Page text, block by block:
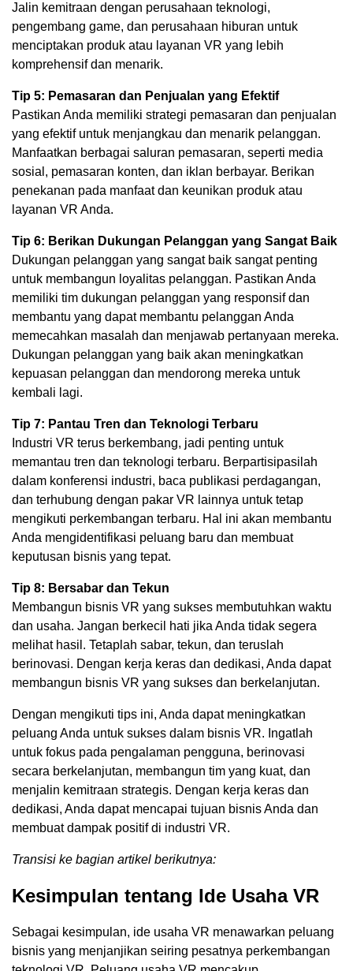
Jalin kemitraan dengan perusahaan teknologi,
pengembang game, dan perusahaan hiburan untuk
menciptakan produk atau layanan VR yang lebih
komprehensif dan menarik.
Tip 5: Pemasaran dan Penjualan yang Efektif
Pastikan Anda memiliki strategi pemasaran dan penjualan
yang efektif untuk menjangkau dan menarik pelanggan.
Manfaatkan berbagai saluran pemasaran, seperti media
sosial, pemasaran konten, dan iklan berbayar. Berikan
penekanan pada manfaat dan keunikan produk atau
layanan VR Anda.
Tip 6: Berikan Dukungan Pelanggan yang Sangat Baik
Dukungan pelanggan yang sangat baik sangat penting
untuk membangun loyalitas pelanggan. Pastikan Anda
memiliki tim dukungan pelanggan yang responsif dan
membantu yang dapat membantu pelanggan Anda
memecahkan masalah dan menjawab pertanyaan mereka.
Dukungan pelanggan yang baik akan meningkatkan
kepuasan pelanggan dan mendorong mereka untuk
kembali lagi.
Tip 7: Pantau Tren dan Teknologi Terbaru
Industri VR terus berkembang, jadi penting untuk
memantau tren dan teknologi terbaru. Berpartisipasilah
dalam konferensi industri, baca publikasi perdagangan,
dan terhubung dengan pakar VR lainnya untuk tetap
mengikuti perkembangan terbaru. Hal ini akan membantu
Anda mengidentifikasi peluang baru dan membuat
keputusan bisnis yang tepat.
Tip 8: Bersabar dan Tekun
Membangun bisnis VR yang sukses membutuhkan waktu
dan usaha. Jangan berkecil hati jika Anda tidak segera
melihat hasil. Tetaplah sabar, tekun, dan teruslah
berinovasi. Dengan kerja keras dan dedikasi, Anda dapat
membangun bisnis VR yang sukses dan berkelanjutan.
Dengan mengikuti tips ini, Anda dapat meningkatkan
peluang Anda untuk sukses dalam bisnis VR. Ingatlah
untuk fokus pada pengalaman pengguna, berinovasi
secara berkelanjutan, membangun tim yang kuat, dan
menjalin kemitraan strategis. Dengan kerja keras dan
dedikasi, Anda dapat mencapai tujuan bisnis Anda dan
membuat dampak positif di industri VR.
Transisi ke bagian artikel berikutnya:
Kesimpulan tentang Ide Usaha VR
Sebagai kesimpulan, ide usaha VR menawarkan peluang
bisnis yang menjanjikan seiring pesatnya perkembangan